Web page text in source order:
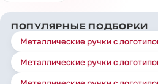
ПОПУЛЯРНЫЕ ПОДБОРКИ
Металлические ручки с
Металлические ручки с